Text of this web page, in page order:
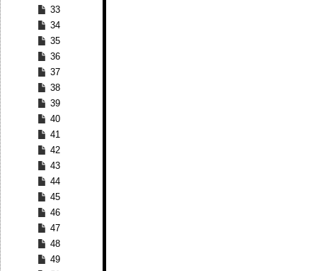
33
34
35
36
37
38
39
40
41
42
43
44
45
46
47
48
49